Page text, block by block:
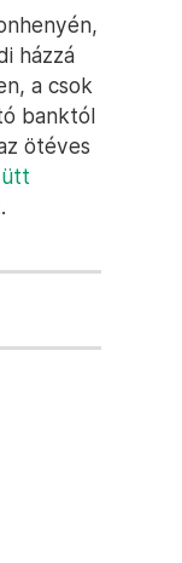
házzá
a csok
banktól
ötéves
.